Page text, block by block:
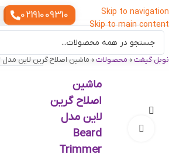
Skip to navigation
Skip to main content
02191009310
نوبل گیفت» محصولات» ماشین اصلاح گرین لاین مدل Beard Trimmer
بزرگنمایی تصویر
ماشین
اصلاح گرین
لاین مدل
Beard
Trimmer